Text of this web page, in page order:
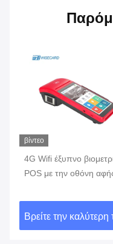
βίντεο
4G Wifi έξυπνο
POS με την οθόνη
αποτυπωμάτων
Βρείτε την καλύτερη